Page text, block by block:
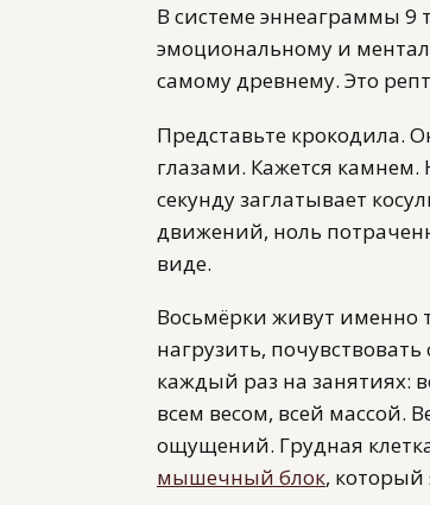
В системе эннеаграммы 9
эмоциональному и
самому древнему. Это
Представьте крокодила.
глазами. Кажется камнем.
секунду заглатывает
движений, ноль
виде.
Восьмёрки живут именно
нагрузить,
каждый раз на занятиях:
всем весом, всей массой.
ощущений. Грудная
мышечный блок,